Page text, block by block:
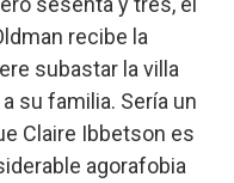
recibe la
subastar la villa
su familia. Sería un
Claire Ibbetson es
agorafobia